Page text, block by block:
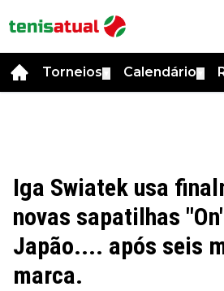
Torneios Calendário
Iga Swiatek usa
novas sapatilhas
Japão.... após seis
marca.